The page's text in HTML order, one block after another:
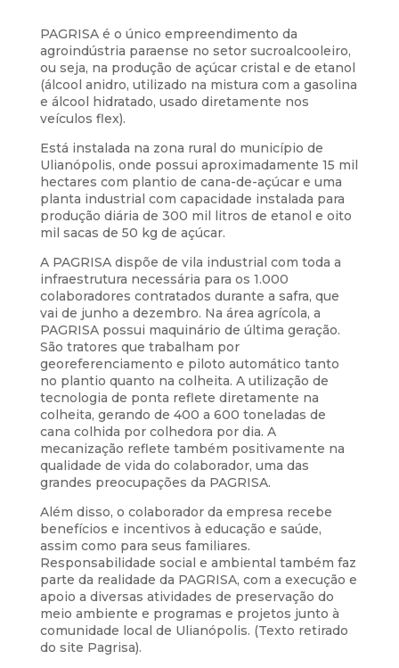
PAGRISA é o único empreendimento da
agroindústria paraense no setor sucroalcooleiro,
ou seja, na produção de açúcar cristal e de etanol
(álcool anidro, utilizado na mistura com a gasolina
e álcool hidratado, usado diretamente nos
veículos flex).
Está instalada na zona rural do município de
Ulianópolis, onde possui aproximadamente 15 mil
hectares com plantio de cana-de-açúcar e uma
planta industrial com capacidade instalada para
produção diária de 300 mil litros de etanol e oito
mil sacas de 50 kg de açúcar.
A PAGRISA dispõe de vila industrial com toda a
infraestrutura necessária para os 1.000
colaboradores contratados durante a safra, que
vai de junho a dezembro. Na área agrícola, a
PAGRISA possui maquinário de última geração.
São tratores que trabalham por
georeferenciamento e piloto automático tanto
no plantio quanto na colheita. A utilização de
tecnologia de ponta reflete diretamente na
colheita, gerando de 400 a 600 toneladas de
cana colhida por colhedora por dia. A
mecanização reflete também positivamente na
qualidade de vida do colaborador, uma das
grandes preocupações da PAGRISA.
Além disso, o colaborador da empresa recebe
benefícios e incentivos à educação e saúde,
assim como para seus familiares.
Responsabilidade social e ambiental também faz
parte da realidade da PAGRISA, com a execução e
apoio a diversas atividades de preservação do
meio ambiente e programas e projetos junto à
comunidade local de Ulianópolis. (Texto retirado
do site Pagrisa).